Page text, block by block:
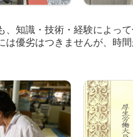
知識・技術・経験によっ
は優劣はつきませんが、時